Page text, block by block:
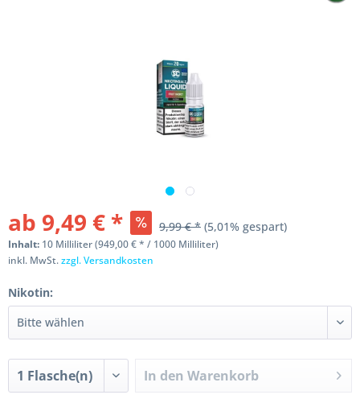
ab 9,49 € * 9,99 € * (5,01% gespart)
Inhalt: 10 Milliliter (949,00 € * / 1000 Milliliter)
inkl. MwSt.zzgl. Versandkosten
Nikotin:
In den Warenkorb